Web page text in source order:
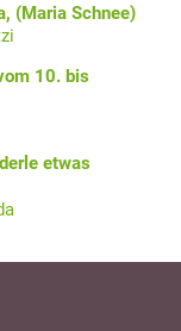
(Maria Schnee)
10. bis
etwas